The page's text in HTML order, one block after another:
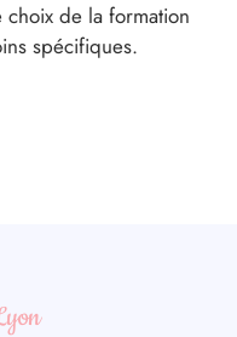
de la formation
spécifiques.